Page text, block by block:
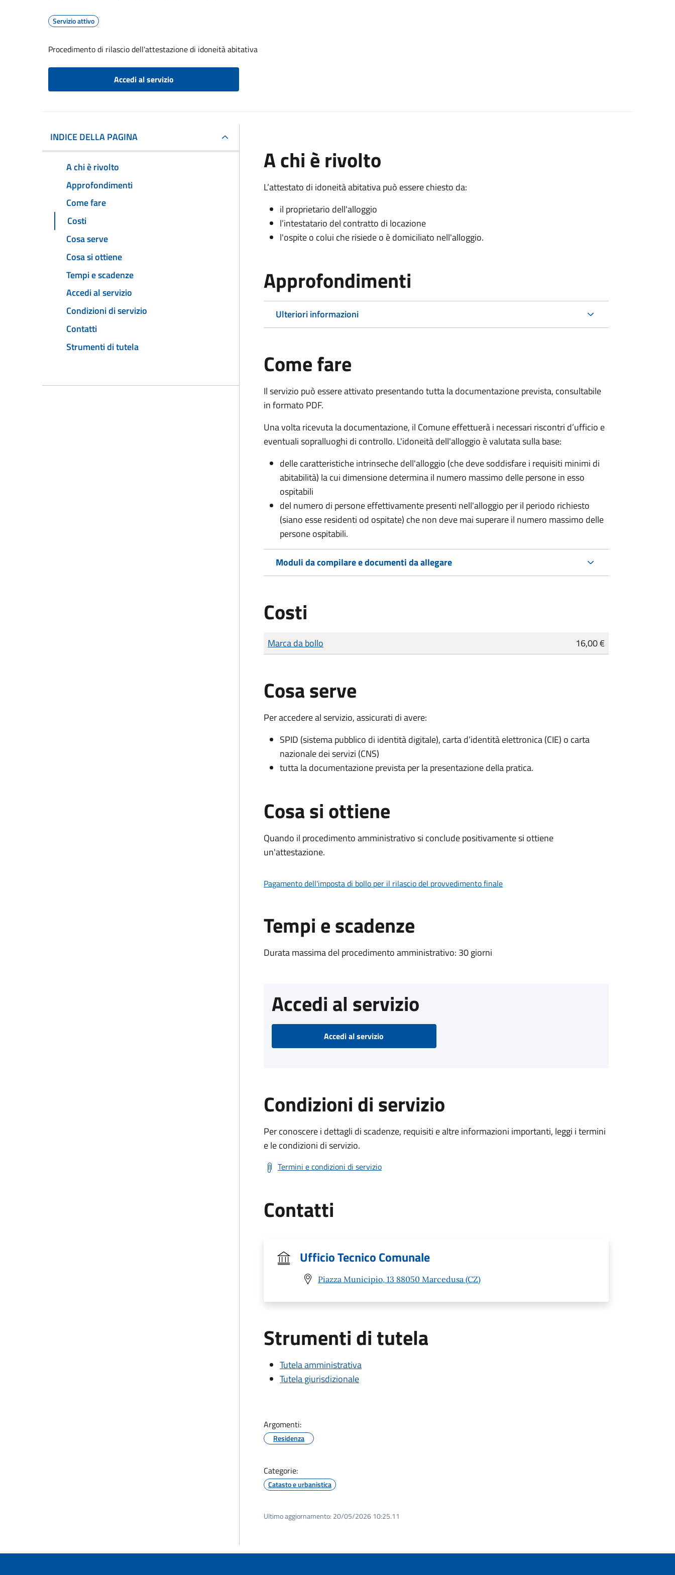
Servizio attivo
Procedimento di rilascio dell'attestazione di idoneità abitativa
Accedi al servizio
INDICE DELLA PAGINA
A chi è rivolto
Approfondimenti
Come fare
Costi
Cosa serve
Cosa si ottiene
Tempi e scadenze
Accedi al servizio
Condizioni di servizio
Contatti
Strumenti di tutela
A chi è rivolto
L’attestato di idoneità abitativa può essere chiesto da:
il proprietario dell'alloggio
l’intestatario del contratto di locazione
l'ospite o colui che risiede o è domiciliato nell'alloggio.
Approfondimenti
Ulteriori informazioni
Come fare
Il servizio può essere attivato presentando tutta la documentazione prevista, consultabile
in formato PDF.
Una volta ricevuta la documentazione, il Comune effettuerà i necessari riscontri d’ufficio e
eventuali sopralluoghi di controllo. L'idoneità dell'alloggio è valutata sulla base:
delle caratteristiche intrinseche dell'alloggio (che deve soddisfare i requisiti minimi di
abitabilità) la cui dimensione determina il numero massimo delle persone in esso
ospitabili
del numero di persone effettivamente presenti nell'alloggio per il periodo richiesto
(siano esse residenti od ospitate) che non deve mai superare il numero massimo delle
persone ospitabili.
Moduli da compilare e documenti da allegare
Costi
Tipo di pagamento
Importo
Marca da bollo 16,00 €
Cosa serve
Per accedere al servizio, assicurati di avere:
SPID (sistema pubblico di identità digitale), carta d’identità elettronica (CIE) o carta
nazionale dei servizi (CNS)
tutta la documentazione prevista per la presentazione della pratica.
Cosa si ottiene
Quando il procedimento amministrativo si conclude positivamente si ottiene
un'attestazione.
Pagamento dell'imposta di bollo per il rilascio del provvedimento finale
Tempi e scadenze
Durata massima del procedimento amministrativo: 30 giorni
Accedi al servizio
Accedi al servizio
Condizioni di servizio
Per conoscere i dettagli di scadenze, requisiti e altre informazioni importanti, leggi i termini
e le condizioni di servizio.
Termini e condizioni di servizio
Contatti
Ufficio Tecnico Comunale
Piazza Municipio, 13 88050 Marcedusa (CZ)
Strumenti di tutela
Tutela amministrativa
Tutela giurisdizionale
Argomenti:
Residenza
Categorie:
Catasto e urbanistica
Ultimo aggiornamento: 20/05/2026 10:25.11